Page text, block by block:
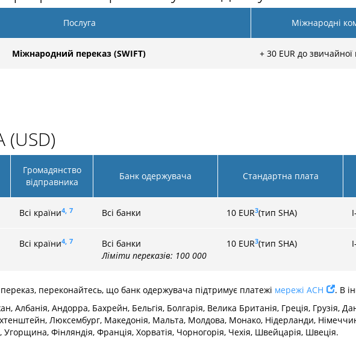
Послуга Міжнародні
Міжнародний переказ (SWIFT) + 30 EUR до звичайної
Громадянство
відправника
Банк одержувача Стандартна плата
Всі країни4, 7 Всі банки 10 EUR3(тип SHA)
Всі країни4, 7
Всі банки
Ліміти переказів: 100 000
10 EUR3(тип SHA)
переконайтесь, що банк одержувача підтримує платежі мережі ACH
. В
Албанія, Андорра, Бахрейн, Бельгія, Болгарія, Велика Британія, Греція, Грузія,
Люксембург, Македонія, Мальта, Молдова, Монако, Нідерланди,
Фінляндія, Франція, Хорватія, Чорногорія, Чехія, Швейцарія, Швеція.